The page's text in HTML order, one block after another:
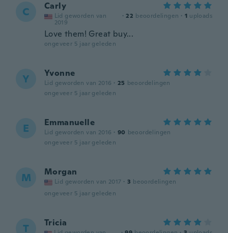
C Carly
Lid geworden van
2019
· 22 beoordelingen · 1 uploads
Love them! Great buy...
ongeveer 5 jaar geleden
Y Yvonne
Lid geworden van 2016 · 25 beoordelingen
ongeveer 5 jaar geleden
E Emmanuelle
Lid geworden van 2016 · 90 beoordelingen
ongeveer 5 jaar geleden
M Morgan
Lid geworden van 2017 · 3 beoordelingen
ongeveer 5 jaar geleden
T Tricia